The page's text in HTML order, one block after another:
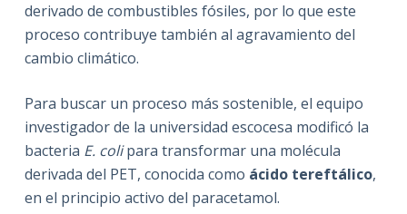
derivado de combustibles fósiles, por lo que este
proceso contribuye también al agravamiento del
cambio climático.
Para buscar un proceso más sostenible, el equipo
investigador de la universidad escocesa modificó la
bacteria E. colipara transformar una molécula
derivada del PET, conocida como ácido tereftálico,
en el principio activo del paracetamol.